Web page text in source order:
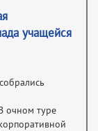
учащейся
очном туре